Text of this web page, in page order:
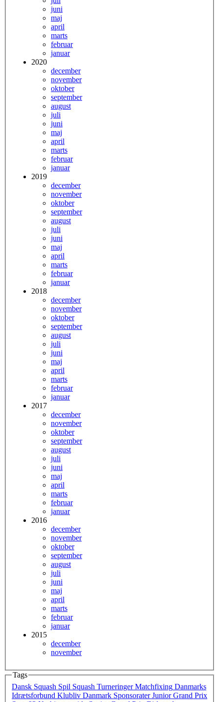
juni
maj
april
marts
februar
januar
2020
december
november
oktober
september
august
juli
juni
maj
april
marts
februar
januar
2019
december
november
oktober
september
august
juli
juni
maj
april
marts
februar
januar
2018
december
november
oktober
september
august
juli
juni
maj
april
marts
februar
januar
2017
december
november
oktober
september
august
juli
juni
maj
april
marts
februar
januar
2016
december
november
oktober
september
august
juli
juni
maj
april
marts
februar
januar
2015
december
november
Tags
Dansk Squash Spil Squash Turneringer Matchfixing Danmarks
Idrætsforbund Klubliv Danmark Sponsorater Junior Grand Prix